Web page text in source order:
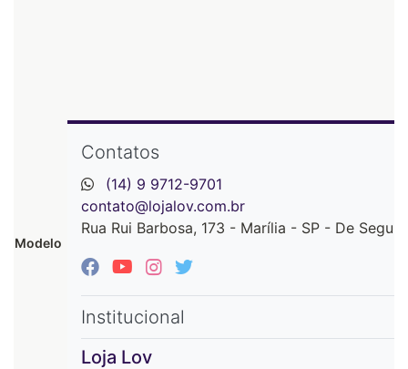
Modelo
Contatos
(14) 9 9712-9701
contato@lojalov.com.br
Rua Rui Barbosa, 173 - Marília - SP - De
Institucional
Loja Lov